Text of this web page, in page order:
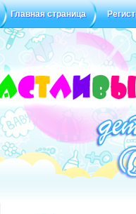
Главная страница
Статус заказа Отзывы